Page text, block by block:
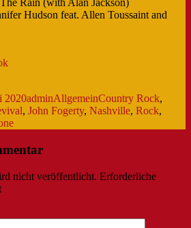
Rain (with Alan Jackson)
Hudson feat. Allen Toussaint and
2020Autor
adminKategorien
AllgemeinSchlagwörter
Country Rock,
, John Fogerty, Nashville, Rock,
nicht veröffentlicht. Erforderliche